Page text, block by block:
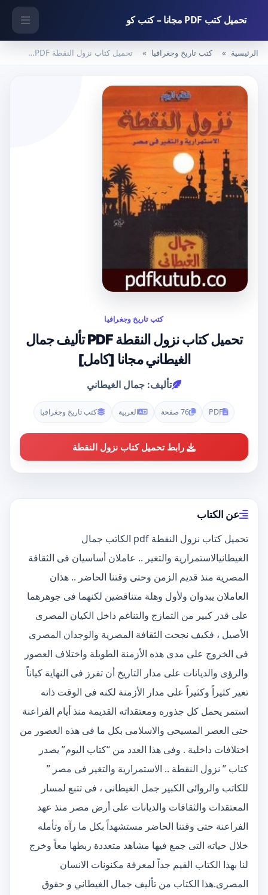
تحميل كتب PDF مجانا – كتب كو
الرئيسية كتب تاريخ وجغرافيا تحميل كتاب نزول النقطة PDF تأليف جمال الغيطاني مجانا [كامل]
كتب تاريخ وجغرافيا
تحميل كتاب نزول النقطة PDF تأليف جمال
الغيطاني مجانا [كامل]
تأليف: جمال الغيطاني
PDF 76 صفحة العربية كتب تاريخ وجغرافيا
رابط تحميل كتاب نزول النقطة
عن الكتاب
تحميل كتاب نزول النقطة pdf الكاتب جمال
الغيطانيالاستمرارية والتغير .. عاملان أساسيان فى الثقافة
المصرية منذ قديم الزمن وحتى وقتنا الحاضر .. هذان
العاملان يبدوان ولأول وهلة متناقضين لكنهما فى جوهرهما
على قدر كبير من التمازج والتناغم داخل الكيان المصرى
الأصيل ، فكيف نجحت الثقافة المصرية والوجدان المصرى
فى الخروج على مدى هذه الأزمنة الطويلة واختلاف العصور
والرؤى والديانات على مدار التاريخ أن تفرز فى النهاية كياناً
تغير كثيراً وكثيراً على مدار الأزمنة لكنه فى الوقت ذاته
استمر يحمل كل جذوره ومعتقداته القديمة منذ أيام الفراعنة
حتى العصر المسيحى والاسلامى بكل ما فى هذه العصور من
اختلافات داخلية . وفى هذا العدد من “كتاب اليوم” يصدر
كتاب ” نزول النقطة .. الاستمرارية والتغير فى مصر ”
للكاتب والروائى الكبير جمل الغيطانى ، فى تتبع لمسار
المعتقدات والثقافات والديانات على أرض مصر منذ عهد
الفراعنة حتى وقتنا الحاضر مستشهداً بكل ما رآه وتأمله
خلال حياته التى جمع فيها مشاهد متعددة ربطها معاً وخرج
لنا بهذا الكتاب القيم جداً لمعرفة مكنونات الانسان
المصرى.هذا الكتاب من تأليف جمال الغيطاني و حقوق